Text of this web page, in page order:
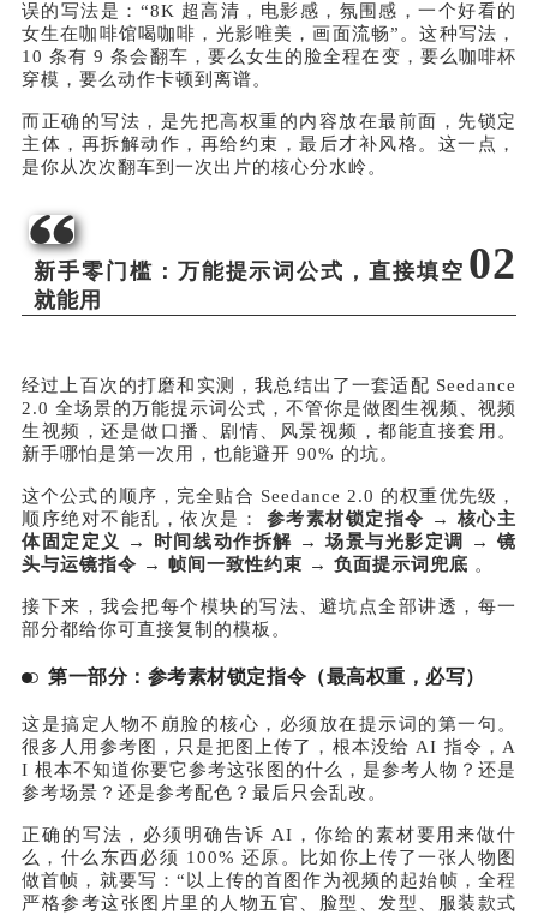
误的写法是：“8K 超高清，电影感，氛围感，一个好看的
女生在咖啡馆喝咖啡，光影唯美，画面流畅”。这种写法，
10 条有 9 条会翻车，要么女生的脸全程在变，要么咖啡杯
穿模，要么动作卡顿到离谱。
而正确的写法，是先把高权重的内容放在最前面，先锁定
主体，再拆解动作，再给约束，最后才补风格。这一点，
是你从次次翻车到一次出片的核心分水岭。
新手零门槛：万能提示词公式，直接填空
就能用
02
经过上百次的打磨和实测，我总结出了一套适配 Seedance
2.0 全场景的万能提示词公式，不管你是做图生视频、视频
生视频，还是做口播、剧情、风景视频，都能直接套用。
新手哪怕是第一次用，也能避开 90% 的坑。
这个公式的顺序，完全贴合 Seedance 2.0 的权重优先级，
顺序绝对不能乱，依次是： 参考素材锁定指令 → 核心主
体固定定义 → 时间线动作拆解 → 场景与光影定调 → 镜
头与运镜指令 → 帧间一致性约束 → 负面提示词兜底 。
接下来，我会把每个模块的写法、避坑点全部讲透，每一
部分都给你可直接复制的模板。
第一部分：参考素材锁定指令（最高权重，必写）
这是搞定人物不崩脸的核心，必须放在提示词的第一句。
很多人用参考图，只是把图上传了，根本没给 AI 指令，A
I 根本不知道你要它参考这张图的什么，是参考人物？还是
参考场景？还是参考配色？最后只会乱改。
正确的写法，必须明确告诉 AI，你给的素材要用来做什
么，什么东西必须 100% 还原。比如你上传了一张人物图
做首帧，就要写：“以上传的首图作为视频的起始帧，全程
严格参考这张图片里的人物五官、脸型、发型、服装款式